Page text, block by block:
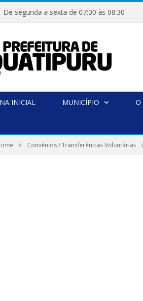
De segunda a sexta de 07:30 às 08:30
INICIAL MUNICÍPIO O
» Convênios / Transferências Voluntárias